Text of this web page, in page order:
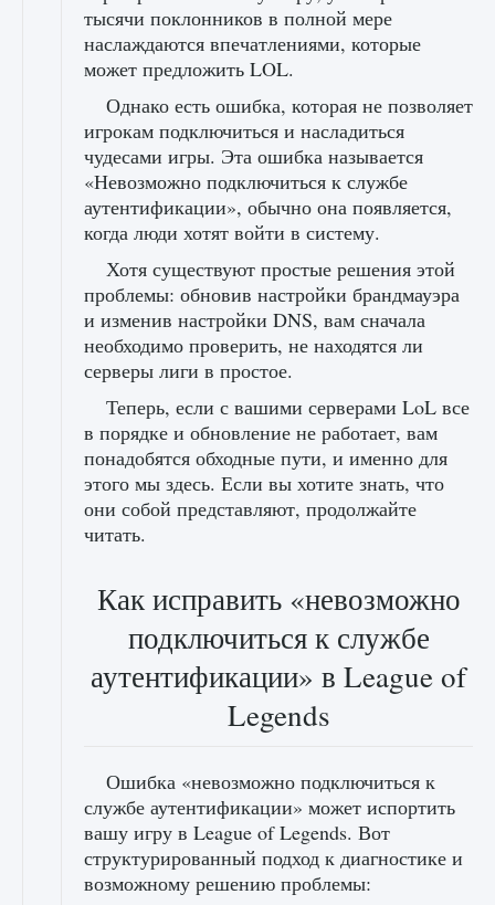
тысячи поклонников в полной мере
наслаждаются впечатлениями, которые
может предложить LOL.
Однако есть ошибка, которая не позволяет
игрокам подключиться и насладиться
чудесами игры. Эта ошибка называется
«Невозможно подключиться к службе
аутентификации», обычно она появляется,
когда люди хотят войти в систему.
Хотя существуют простые решения этой
проблемы: обновив настройки брандмауэра
и изменив настройки DNS, вам сначала
необходимо проверить, не находятся ли
серверы лиги в простое.
Теперь, если с вашими серверами LoL все
в порядке и обновление не работает, вам
понадобятся обходные пути, и именно для
этого мы здесь. Если вы хотите знать, что
они собой представляют, продолжайте
читать.
Как исправить «невозможно
подключиться к службе
аутентификации» в League of
Legends
Ошибка «невозможно подключиться к
службе аутентификации» может испортить
вашу игру в League of Legends. Вот
структурированный подход к диагностике и
возможному решению проблемы: